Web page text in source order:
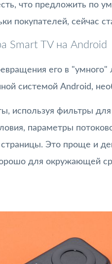
что предложить по
покупателей, сейчас
Smart TV на Android
его в "умного"
системой Android,
используя фильтры
параметры
страницы. Это проще и
для окружающей